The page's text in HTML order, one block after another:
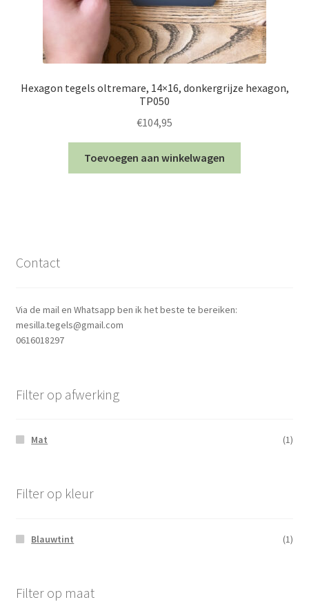
Hexagon tegels oltremare, 14×16, donkergrijze hexagon,
TP050
€104,95
Toevoegen aan winkelwagen
Contact
Via de mail en Whatsapp ben ik het beste te bereiken:
mesilla.tegels@gmail.com
0616018297
Filter op afwerking
Mat (1)
Filter op kleur
Blauwtint (1)
Filter op maat